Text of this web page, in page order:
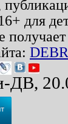
для
ДВ,